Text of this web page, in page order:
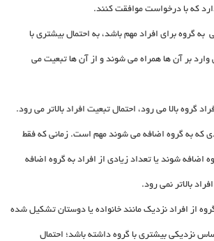
که با درخواست موافقت کنند.
به گروه برای افراد مهم باشد، به احتمال بیشتری با
وارد بر آن ها همراه می شوند و از آن ها تبعیت می
گروه بالا می رود، احتمال تبعیت افراد بالاتر می رود.
که به گروه اضافه می شوند مهم است. زمانی که فقط
اضافه شوند یا تعداد زیادی از افراد به گروه اضافه
بالاتر نمی رود.
از افراد نزدیک مانند خانواده یا دوستان تشکیل شده
نزدیکی بیشتری با گروه داشته باشد؛ احتمال